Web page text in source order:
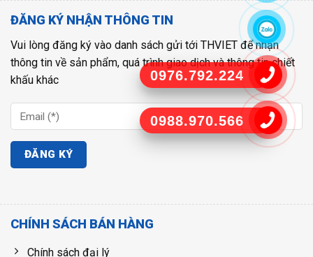
0976.792.224
0988.970.566
CHÍNH SÁCH BÁN HÀNG
Chính sách đại lý
ĐĂNG KÝ NHẬN THÔNG TIN
Vui lòng đăng ký vào danh sách gửi tới THVIET để nhận
thông tin về sản phẩm, quá trình giao dịch và thông tin chiết
khấu khác